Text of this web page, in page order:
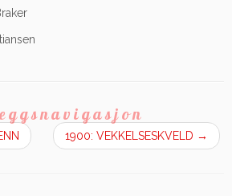
1900: VEKKELSESKVELD →